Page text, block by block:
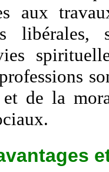
aux
libérales,
de la